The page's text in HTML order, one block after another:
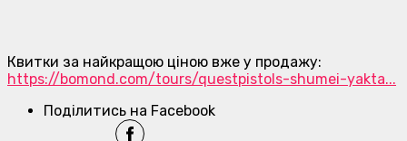
Квитки за найкращою ціною вже у продажу:
https://bomond.com/tours/questpistols-shumei-yakta...
Поділитись на Facebook